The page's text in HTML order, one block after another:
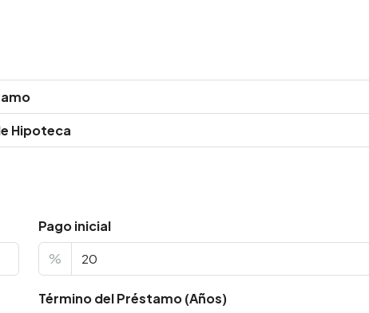
Hipoteca
Pago inicial
%
Término del Préstamo (Años)